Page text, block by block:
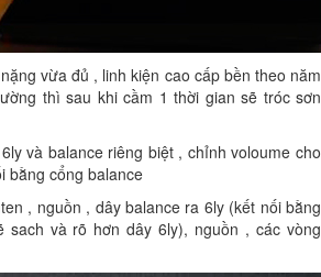
vừa đủ , linh kiện cao cấp bền theo năm
thì sau khi cầm 1 thời gian sẽ tróc sơn
và balance riêng biệt , chỉnh voloume cho
bằng cổng balance
, nguồn , dây balance ra 6ly (kết nối bằng
sach và rõ hơn dây 6ly), nguồn , các vòng